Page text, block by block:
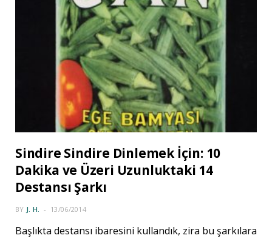
Sindire Sindire Dinlemek İçin: 10
Dakika ve Üzeri Uzunluktaki 14
Destansı Şarkı
BY J. H. 13/06/2014
Başlıkta destansı ibaresini kullandık, zira bu şarkılara